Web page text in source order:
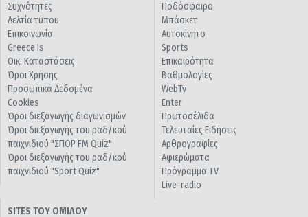
Συχνότητες
Δελτία τύπου
Επικοινωνία
Greece Is
Οικ. Καταστάσεις
Όροι Χρήσης
Προσωπικά Δεδομένα
Cookies
Όροι διεξαγωγής διαγωνισμών
Όροι διεξαγωγής του ραδ/κού
παιχνιδιού "ΣΠΟΡ FM Quiz"
Όροι διεξαγωγής του ραδ/κού
παιχνιδιού "Sport Quiz"
Ποδόσφαιρο
Μπάσκετ
Αυτοκίνητο
Sports
Επικαιρότητα
Βαθμολογίες
WebTv
Enter
Πρωτοσέλιδα
Τελευταίες Ειδήσεις
Αρθρογραφίες
Αφιερώματα
Πρόγραμμα TV
Live-radio
SITES ΤΟΥ ΟΜΙΛΟΥ